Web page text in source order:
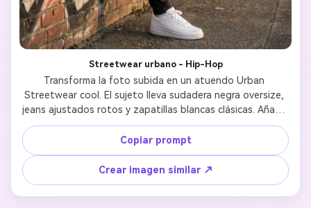
Streetwear urbano - Hip-Hop
Transforma la foto subida en un atuendo Urban
Streetwear cool. El sujeto lleva sudadera negra oversize,
jeans ajustados rotos y zapatillas blancas clásicas. Añade
una gorra negra. Mantén el rostro completamente
reconocible con expresión relajada. Fondo: Muro urbano
con arte graffiti en la hora dorada, creando un ambiente
hip-hop estiloso.
Copiar prompt
Crear imagen similar ↗